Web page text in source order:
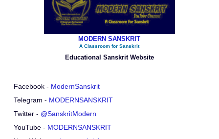
MODERN SANSKRIT
A Classroom for Sanskrit
Educational Sanskrit Website
Facebook - ModernSanskrit
Telegram - MODERNSANSKRIT
Twitter - @SanskritModern
YouTube - MODERNSANSKRIT